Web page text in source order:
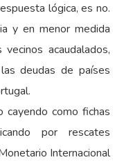
lógica, es no.
y en menor medida
acaudalados,
deudas de países
cayendo como fichas
por rescates
Internacional